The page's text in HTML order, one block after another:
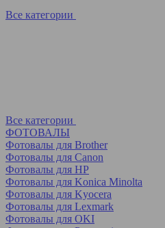
Все категории
Все категории
ФОТОВАЛЫ
Фотовалы для Brother
Фотовалы для Canon
Фотовалы для HP
Фотовалы для Koniсa Minolta
Фотовалы для Kyocera
Фотовалы для Lexmark
Фотовалы для OKI